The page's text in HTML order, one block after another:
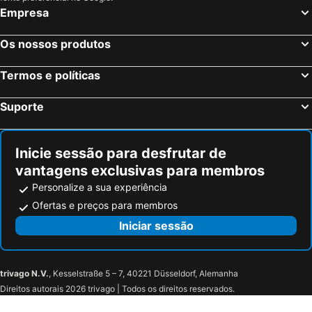
Signes, bed and breakfasts
Le Rove, bed and breakfasts
Rians, bed and breakfasts
Collobrières, bed and breakfasts
Cuers, bed and breakfasts
Empresa
Os nossos produtos
Termos e políticas
Suporte
Inicie sessão para desfrutar de
vantagens exclusivas para membros
Personalize a sua experiência
Ofertas e preços para membros
Iniciar sessão
trivago N.V., Kesselstraße 5 – 7, 40221 Düsseldorf, Alemanha
Direitos autorais 2026 trivago | Todos os direitos reservados.